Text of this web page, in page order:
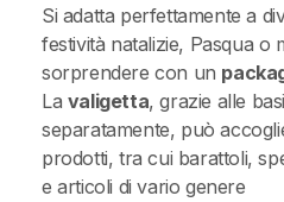
Si adatta perfettamente a
festività natalizie, Pasqua o
sorprendere con un
La valigetta, grazie alle
separatamente, può
prodotti, tra cui barattoli,
e articoli di vario genere